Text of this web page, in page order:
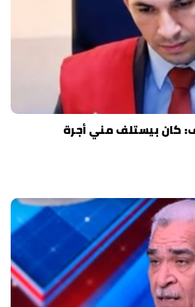
كان بيستلف مني أجرة